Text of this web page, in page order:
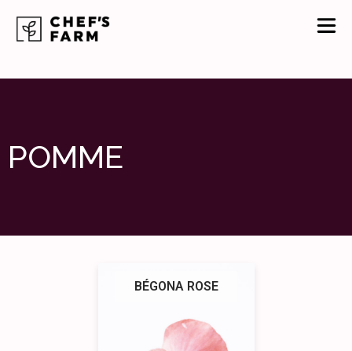
POMME
BÉGONA ROSE